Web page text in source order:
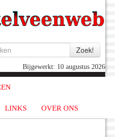
Bijgewerkt: 10 augustus 2026
LINKS OVER ONS